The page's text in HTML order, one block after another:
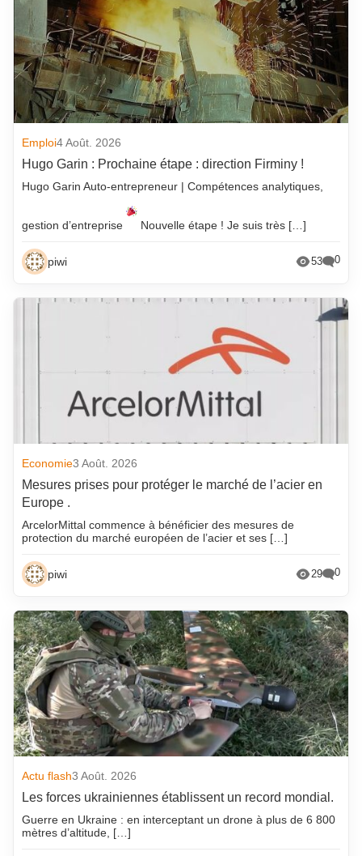
Emploi4 Août. 2026
Hugo Garin : Prochaine étape : direction Firminy !
Hugo Garin Auto-entrepreneur | Compétences analytiques,
gestion d’entreprise Nouvelle étape ! Je suis très […]
piwi 53 0
Economie3 Août. 2026
Mesures prises pour protéger le marché de l’acier en
Europe .
ArcelorMittal commence à bénéficier des mesures de
protection du marché européen de l’acier et ses […]
piwi 29 0
Actu flash3 Août. 2026
Les forces ukrainiennes établissent un record mondial.
Guerre en Ukraine : en interceptant un drone à plus de 6 800
mètres d’altitude, […]